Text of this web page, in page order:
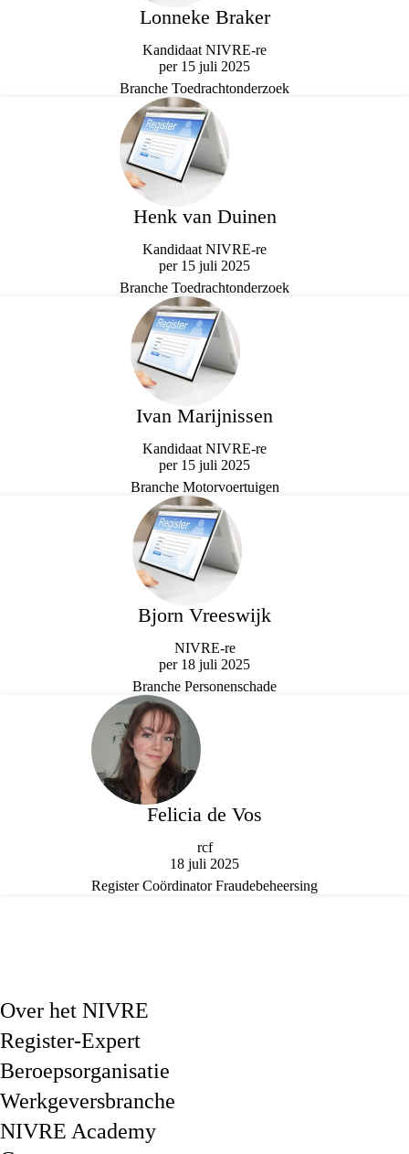
Lonneke Braker
Kandidaat NIVRE-re
per 15 juli 2025
Branche Toedrachtonderzoek
Henk van Duinen
Kandidaat NIVRE-re
per 15 juli 2025
Branche Toedrachtonderzoek
Ivan Marijnissen
Kandidaat NIVRE-re
per 15 juli 2025
Branche Motorvoertuigen
Bjorn Vreeswijk
NIVRE-re
per 18 juli 2025
Branche Personenschade
Felicia de Vos
rcf
18 juli 2025
Register Coördinator Fraudebeheersing
Over het NIVRE
Register-Expert
Beroepsorganisatie
Werkgeversbranche
NIVRE Academy